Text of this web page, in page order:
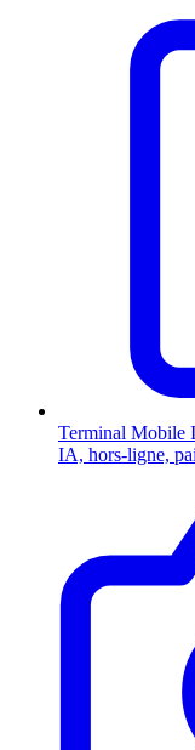
Terminal Mobile
IA, hors-ligne,